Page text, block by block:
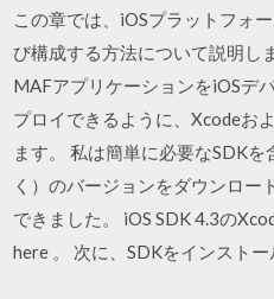
この章では、iOSプラットフォ
び構成する方法について説明し
MAFアプリケーションをiOSデ
プロイできるように、Xcodeお
ます。 私は簡単に必要なSDK
く）のバージョンをダウンロー
できました。 iOS SDK 4.3の
here 。 次に、SDKをインストー